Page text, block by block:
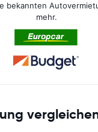
bekannten
mehr.